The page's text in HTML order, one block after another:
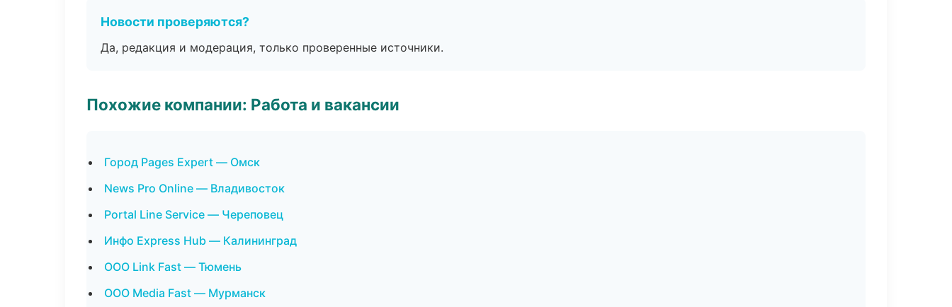
Новости проверяются?
Да, редакция и модерация, только проверенные источники.
Похожие компании: Работа и вакансии
Город Pages Expert — Омск
News Pro Online — Владивосток
Portal Line Service — Череповец
Инфо Express Hub — Калининград
ООО Link Fast — Тюмень
ООО Media Fast — Мурманск